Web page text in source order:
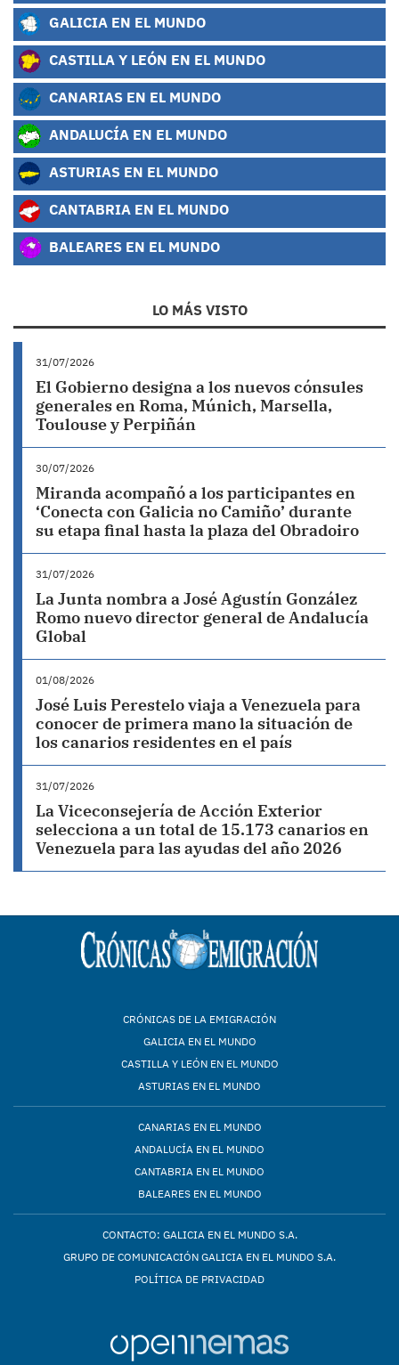
GALICIA EN EL MUNDO
CASTILLA Y LEÓN EN EL MUNDO
CANARIAS EN EL MUNDO
ANDALUCÍA EN EL MUNDO
ASTURIAS EN EL MUNDO
CANTABRIA EN EL MUNDO
BALEARES EN EL MUNDO
LO MÁS VISTO
31/07/2026
El Gobierno designa a los nuevos cónsules
generales en Roma, Múnich, Marsella,
Toulouse y Perpiñán
30/07/2026
Miranda acompañó a los participantes en
‘Conecta con Galicia no Camiño’ durante
su etapa final hasta la plaza del Obradoiro
31/07/2026
La Junta nombra a José Agustín González
Romo nuevo director general de Andalucía
Global
01/08/2026
José Luis Perestelo viaja a Venezuela para
conocer de primera mano la situación de
los canarios residentes en el país
31/07/2026
La Viceconsejería de Acción Exterior
selecciona a un total de 15.173 canarios en
Venezuela para las ayudas del año 2026
CRÓNICAS DE LA EMIGRACIÓN
GALICIA EN EL MUNDO
CASTILLA Y LEÓN EN EL MUNDO
ASTURIAS EN EL MUNDO
CANARIAS EN EL MUNDO
ANDALUCÍA EN EL MUNDO
CANTABRIA EN EL MUNDO
BALEARES EN EL MUNDO
CONTACTO: GALICIA EN EL MUNDO S.A.
GRUPO DE COMUNICACIÓN GALICIA EN EL MUNDO S.A.
POLÍTICA DE PRIVACIDAD